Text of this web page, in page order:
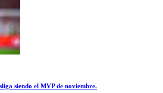
siendo el MVP de noviembre.